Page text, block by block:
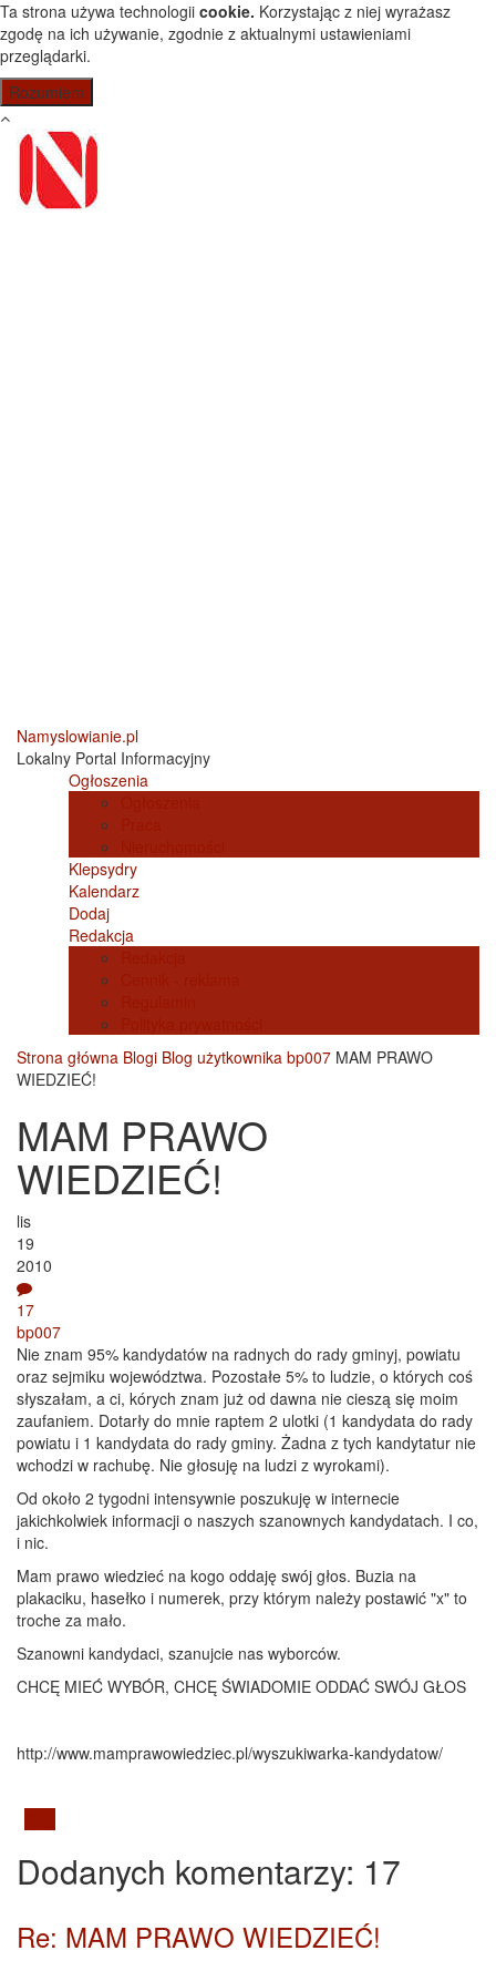
Przejdź do treści
Ta strona używa technologii cookie. Korzystając z niej wyrażasz
zgodę na ich używanie, zgodnie z aktualnymi ustawieniami
przeglądarki.
Namyslowianie.pl
Lokalny Portal Informacyjny
Ogłoszenia
Klepsydry
Kalendarz
Dodaj
Redakcja
Strona główna Blogi Blog użytkownika bp007 MAM PRAWO
WIEDZIEĆ!
MAM PRAWO
WIEDZIEĆ!
lis
19
2010
17
bp007
Nie znam 95% kandydatów na radnych do rady gminyj, powiatu
oraz sejmiku województwa. Pozostałe 5% to ludzie, o których coś
słyszałam, a ci, kórych znam już od dawna nie cieszą się moim
zaufaniem. Dotarły do mnie raptem 2 ulotki (1 kandydata do rady
powiatu i 1 kandydata do rady gminy. Żadna z tych kandytatur nie
wchodzi w rachubę. Nie głosuję na ludzi z wyrokami).
Od około 2 tygodni intensywnie poszukuję w internecie
jakichkolwiek informacji o naszych szanownych kandydatach. I co,
i nic.
Mam prawo wiedzieć na kogo oddaję swój głos. Buzia na
plakaciku, hasełko i numerek, przy którym należy postawić "x" to
troche za mało.
Szanowni kandydaci, szanujcie nas wyborców.
CHCĘ MIEĆ WYBÓR, CHCĘ ŚWIADOMIE ODDAĆ SWÓJ GŁOS
http://www.mamprawowiedziec.pl/wyszukiwarka-kandydatow/
Dodanych komentarzy: 17
Re: MAM PRAWO WIEDZIEĆ!